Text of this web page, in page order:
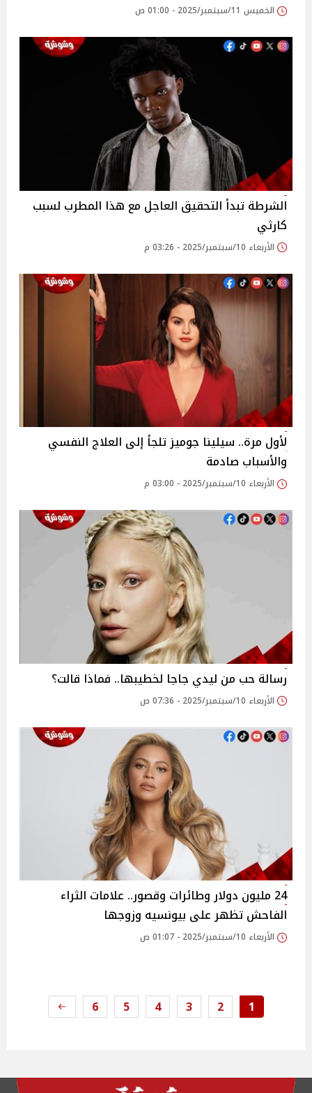
الخميس 11/سبتمبر/2025 - 01:00 ص
الشرطة تبدأ التحقيق العاجل مع هذا المطرب لسبب
كارثي
الأربعاء 10/سبتمبر/2025 - 03:26 م
لأول مرة.. سيلينا جوميز تلجأ إلى العلاج النفسي
والأسباب صادمة
الأربعاء 10/سبتمبر/2025 - 03:00 م
رسالة حب من ليدي جاجا لخطيبها.. فماذا قالت؟
الأربعاء 10/سبتمبر/2025 - 07:36 ص
24 مليون دولار وطائرات وقصور.. علامات الثراء
الفاحش تظهر على بيونسيه وزوجها
الأربعاء 10/سبتمبر/2025 - 01:07 ص
1
2
3
4
5
6